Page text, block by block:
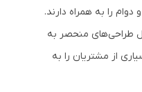
دوام را به همراه دارند.
طراحی‌های منحصر به
از مشتریان را به